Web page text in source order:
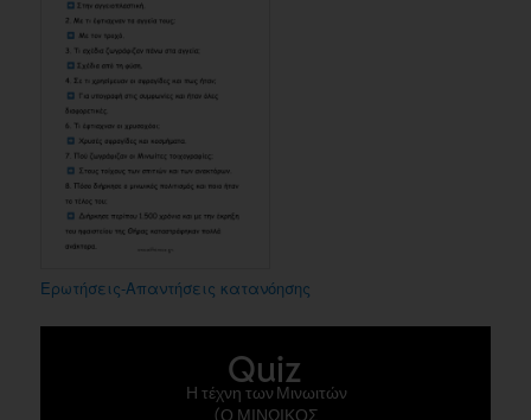
Ερωτήσεις-Απαντήσεις κατανόησης